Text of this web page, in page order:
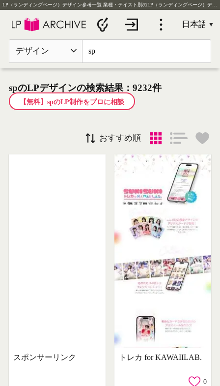
LP（ランディングページ）デザイン参考一覧 業種・テイスト別のLP（ランディングページ）デザイン実例を毎日更新
デザイン
spのLPデザインの検索結果：9232件
【無料】spのLP制作をプロに相談
おすすめ順
スポンサーリンク トレカ for KAWAIILAB.
0